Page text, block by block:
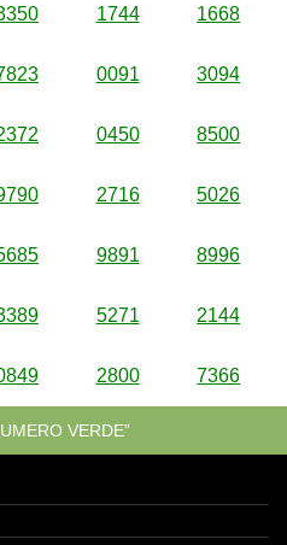
1744 1668
0091 3094
0450 8500
2716 5026
9891 8996
5271 2144
2800 7366
VERDE”